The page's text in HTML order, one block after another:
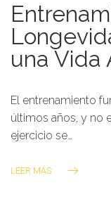
una Vida
El entrenamiento
últimos años, y no
ejercicio se…
LEER MÁS